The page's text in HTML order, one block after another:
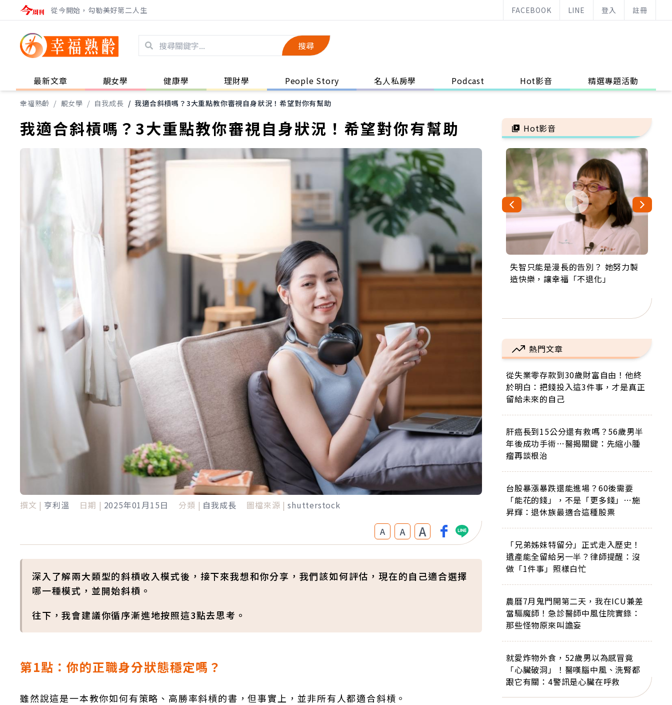
從今開始，勾勒美好第二人生 FACEBOOK LINE 登入 註冊
搜尋
最新文章 靚女學 健康學 理財學 People Story 名人私房學 Podcast Hot影音 精選專題活動
幸福熟齡 / 靚女學 / 自我成長 / 我適合斜槓嗎？3大重點教你審視自身狀況！希望對你有幫助
我適合斜槓嗎？3大重點教你審視自身狀況！希望對你有幫助
撰文 | 亨利溫 日期 | 2025年01月15日 分類 | 自我成長 圖檔來源 | shutterstock
A A A
深入了解兩大類型的斜槓收入模式後，接下來我想和你分享，我們該如何評估，現在的自己適合選擇
哪一種模式，並開始斜槓。
往下，我會建議你循序漸進地按照這3點去思考。
第1點：你的正職身分狀態穩定嗎？
雖然說這是一本教你如何有策略、高勝率斜槓的書，但事實上，並非所有人都適合斜槓。
Hot影音
失智只能是漫長的告別？ 她努力製
造快樂，讓幸福「不退化」
來自剛果的巧克力神父 為台灣奉獻
36年 「台灣是我的家，我連作夢都
63歲卸矽谷副總、搬回台灣找快
樂！「蛋黃哥小丑」走進安養院，
104歲打破金氏世界紀錄 成為全球
最年長羽球選手，分享長壽的秘密
事業巔峰他選擇追夢…黑手阿伯拉
小提琴還登上小巨蛋！連CNN都大
熱門文章
從失業零存款到30歲財富自由！他終
於明白：把錢投入這3件事，才是真正
留給未來的自己
肝癌長到15公分還有救嗎？56歲男半
年後成功手術…醫揭關鍵：先縮小腫
瘤再談根治
台股暴漲暴跌還能進場？60後需要
「能花的錢」，不是「更多錢」…施
昇輝：退休族最適合這種股票
「兄弟姊妹特留分」正式走入歷史！
遺產能全留給另一半？律師提醒：沒
做「1件事」照樣白忙
農曆7月鬼門開第二天，我在ICU兼差
當驅魔師！急診醫師中風住院實錄：
那些怪物原來叫譫妄
就愛炸物外食，52歲男以為感冒竟
「心臟破洞」！醫嘆腦中風、洗腎都
跟它有關：4警訊是心臟在呼救